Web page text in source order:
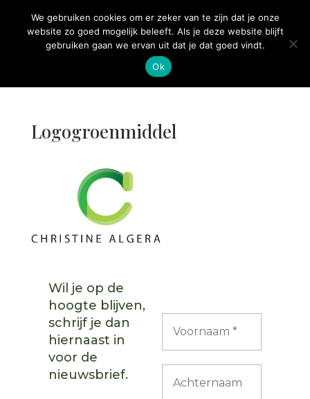
Logogroenmiddel
Wil je op de
hoogte blijven,
schrijf je dan
hiernaast in
voor de
nieuwsbrief.
We gebruiken cookies om er zeker van te zijn dat je onze
website zo goed mogelijk beleeft. Als je deze website blijft
gebruiken gaan we ervan uit dat je dat goed vindt.
Ok